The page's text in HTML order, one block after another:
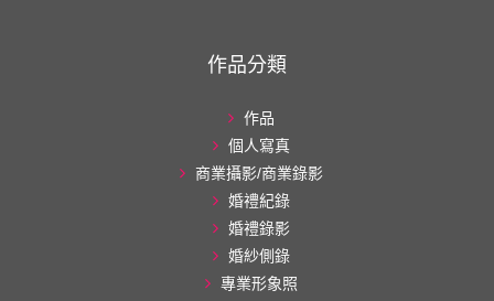
作品分類
作品
個人寫真
商業攝影/商業錄影
婚禮紀錄
婚禮錄影
婚紗側錄
專業形象照